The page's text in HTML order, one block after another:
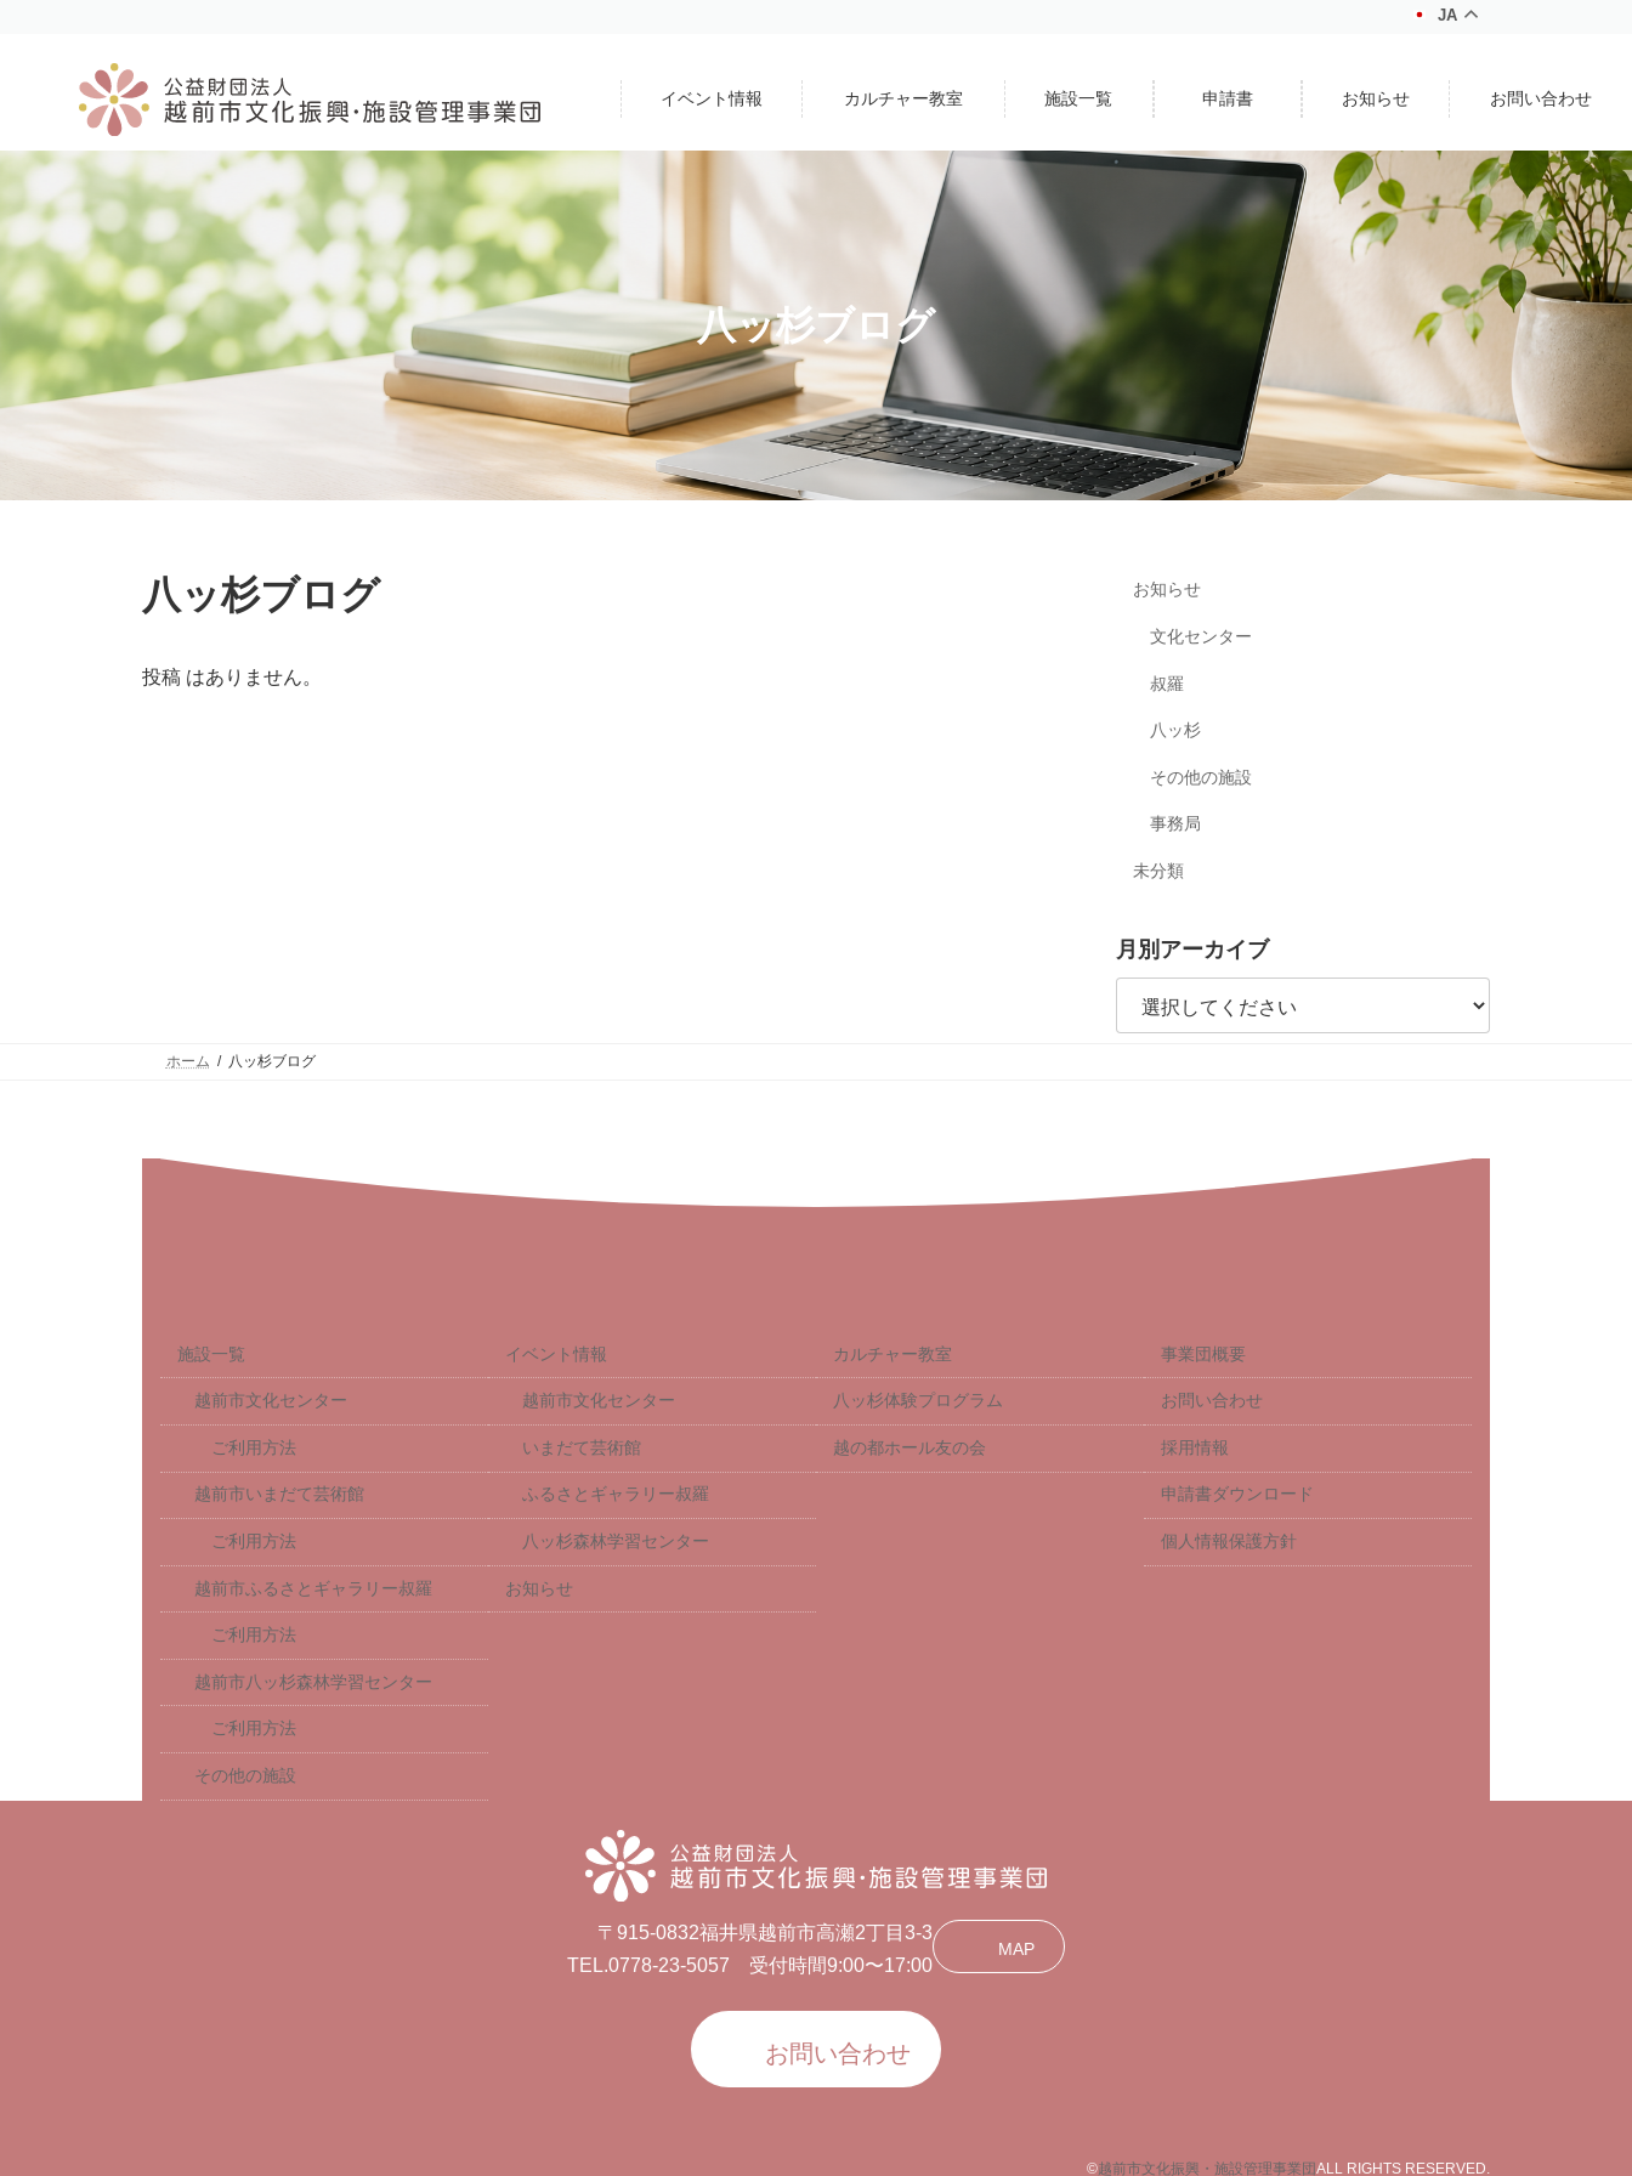
ス
ッ
プ
ン
移
動
JA
イベント情報 カルチャー教室 施設一覧 申請書 お知らせ お問い合わせ
八ッ杉ブログ
八ッ杉ブログ
投稿 はありません。
お知らせ
文化センター
叔羅
八ッ杉
その他の施設
事務局
未分類
月別アーカイブ
ホーム 八ッ杉ブログ
施設一覧
越前市文化センター
ご利用方法
越前市いまだて芸術館
ご利用方法
越前市ふるさとギャラリー叔羅
ご利用方法
越前市八ッ杉森林学習センター
ご利用方法
その他の施設
イベント情報
越前市文化センター
いまだて芸術館
ふるさとギャラリー叔羅
八ッ杉森林学習センター
お知らせ
カルチャー教室
八ッ杉体験プログラム
越の都ホール友の会
事業団概要
お問い合わせ
採用情報
申請書ダウンロード
個人情報保護方針
〒915-0832福井県越前市高瀬2丁目3-3
TEL.0778-23-5057 受付時間9:00〜17:00
MAP
お問い合わせ
©越前市文化振興・施設管理事業団ALL RIGHTS RESERVED.